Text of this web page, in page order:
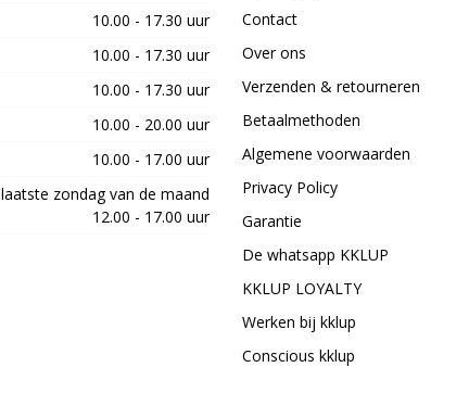
10.00 - 17.30 uur
10.00 - 17.30 uur
10.00 - 17.30 uur
10.00 - 20.00 uur
10.00 - 17.00 uur
laatste zondag van de maand
12.00 - 17.00 uur
Contact
Over ons
Verzenden & retourneren
Betaalmethoden
Algemene voorwaarden
Privacy Policy
Garantie
De whatsapp KKLUP
KKLUP LOYALTY
Werken bij kklup
Conscious kklup